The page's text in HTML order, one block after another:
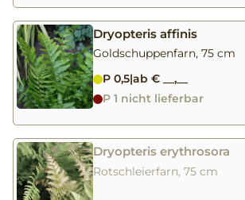
Dryopteris affinis
Goldschuppenfarn, 75 cm
P 0,5|ab € __,__
P 1 nicht lieferbar
Dryopteris erythrosora
Rotschleierfarn, 75 cm